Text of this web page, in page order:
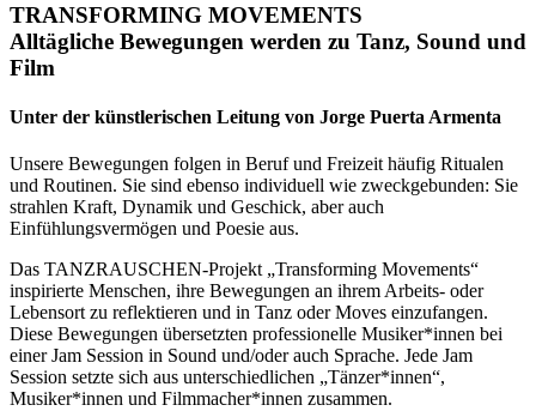
TRANSFORMING MOVEMENTS
Alltägliche Bewegungen werden zu Tanz, Sound und
Film
Unter der künstlerischen Leitung von Jorge Puerta Armenta
Unsere Bewegungen folgen in Beruf und Freizeit häufig Ritualen
und Routinen. Sie sind ebenso individuell wie zweckgebunden: Sie
strahlen Kraft, Dynamik und Geschick, aber auch
Einfühlungsvermögen und Poesie aus.
Das TANZRAUSCHEN-Projekt „Transforming Movements“
inspirierte Menschen, ihre Bewegungen an ihrem Arbeits- oder
Lebensort zu reflektieren und in Tanz oder Moves einzufangen.
Diese Bewegungen übersetzten professionelle Musiker*innen bei
einer Jam Session in Sound und/oder auch Sprache. Jede Jam
Session setzte sich aus unterschiedlichen „Tänzer*innen“,
Musiker*innen und Filmmacher*innen zusammen.